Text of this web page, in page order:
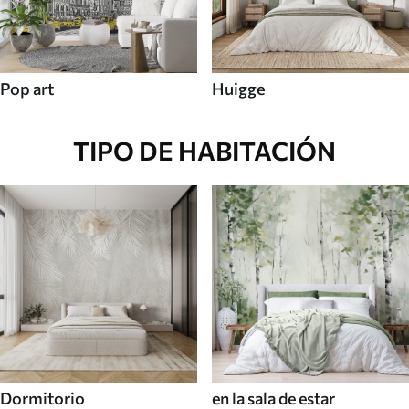
Pop art Huigge
TIPO DE HABITACIÓN
Dormitorio en la sala de estar